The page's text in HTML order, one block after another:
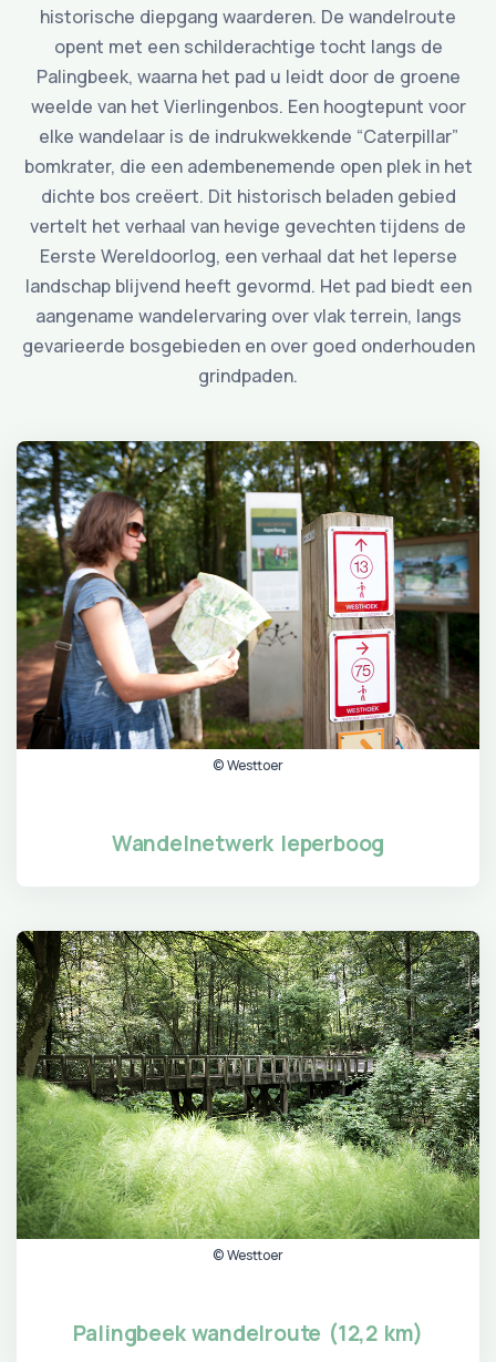
historische diepgang waarderen. De wandelroute
opent met een schilderachtige tocht langs de
Palingbeek, waarna het pad u leidt door de groene
weelde van het Vierlingenbos. Een hoogtepunt voor
elke wandelaar is de indrukwekkende “Caterpillar”
bomkrater, die een adembenemende open plek in het
dichte bos creëert. Dit historisch beladen gebied
vertelt het verhaal van hevige gevechten tijdens de
Eerste Wereldoorlog, een verhaal dat het Ieperse
landschap blijvend heeft gevormd. Het pad biedt een
aangename wandelervaring over vlak terrein, langs
gevarieerde bosgebieden en over goed onderhouden
grindpaden.
© Westtoer
Wandelnetwerk Ieperboog
© Westtoer
Palingbeek wandelroute (12,2 km)